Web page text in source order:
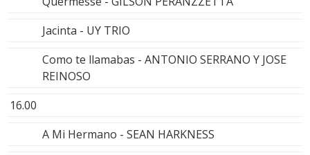
Jacinta - UY TRIO
Como te llamabas - ANTONIO SERRANO Y JOSE
REINOSO
16.00
A Mi Hermano - SEAN HARKNESS